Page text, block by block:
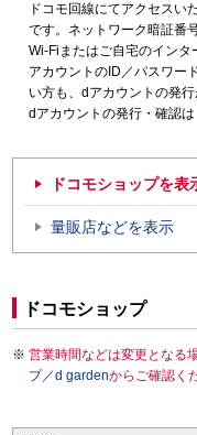
ドコモ回線にてアクセスい
です。ネットワーク暗証番
Wi-Fiまたはご自宅のインタ
アカウントのID／パスワー
い方も、dアカウントの発行
dアカウントの発行・確認は
ドコモショップを表
量販店などを表示
ドコモショップ
営業時間などは変更となる
プ／d gardenからご確認く